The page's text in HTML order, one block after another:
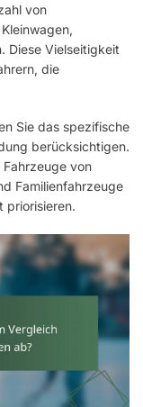
von
Diese Vielseitigkeit
die
Sie das spezifische
berücksichtigen.
von
Familienfahrzeuge
priorisieren.